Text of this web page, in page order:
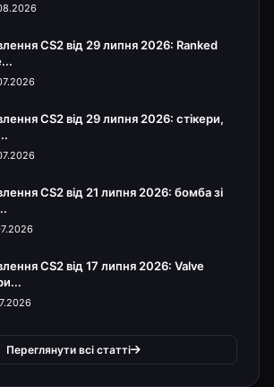
CS2 від 29 липня 2026: Ranked
CS2 від 29 липня 2026: стікери,
CS2 від 21 липня 2026: бомба зі
CS2 від 17 липня 2026: Valve
Переглянути всі статті